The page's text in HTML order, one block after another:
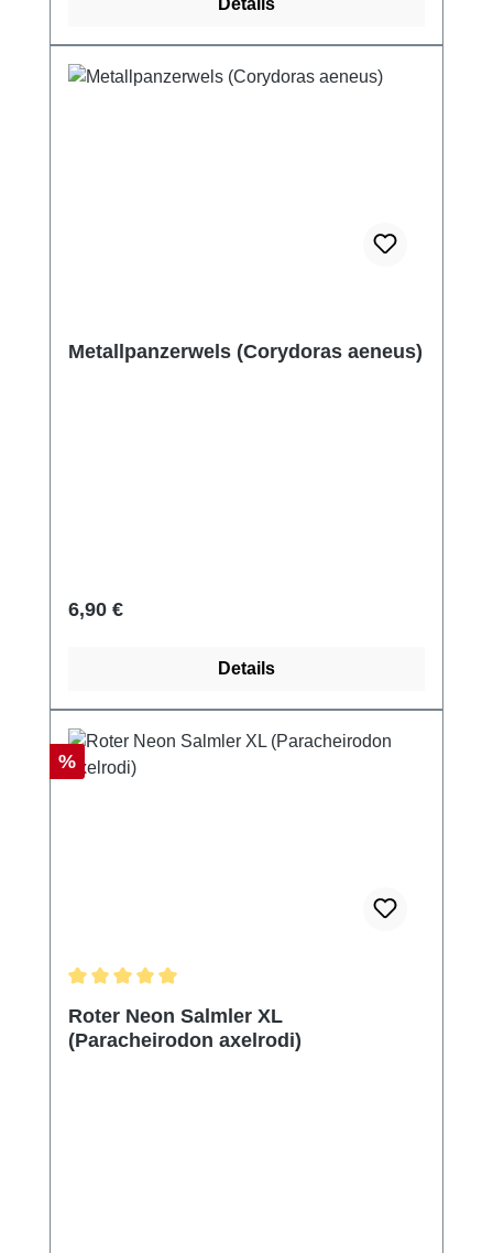
Details
Metallpanzerwels (Corydoras aeneus)
Regulärer Preis:
6,90 €
Details
Rabatt
%
Roter Neon Salmler XL
(Paracheirodon axelrodi)